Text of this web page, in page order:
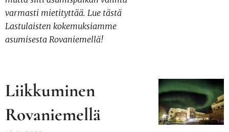
varmasti mietityttää. Lue tästä
Lastulaisten kokemuksiamme
asumisesta Rovaniemellä!
Liikkuminen
Rovaniemellä